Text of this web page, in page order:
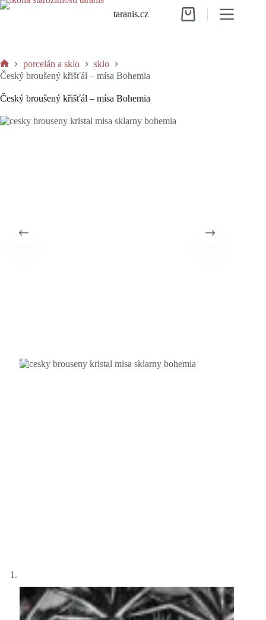
Skip
taranis.cz
Shopping
Home
porcelán a sklo
sklo
Český broušený křišťál – mísa Bohemia
Český broušený křišťál – mísa Bohemia